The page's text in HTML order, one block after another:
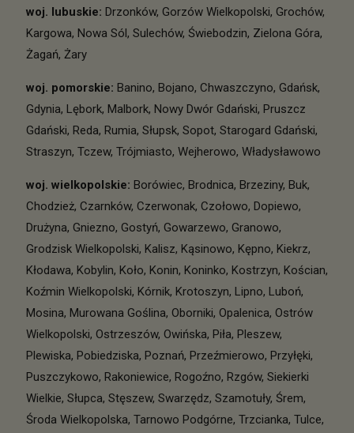
woj. lubuskie: Drzonków, Gorzów Wielkopolski, Grochów,
Kargowa, Nowa Sól, Sulechów, Świebodzin, Zielona Góra,
Żagań, Żary
woj. pomorskie: Banino, Bojano, Chwaszczyno, Gdańsk,
Gdynia, Lębork, Malbork, Nowy Dwór Gdański, Pruszcz
Gdański, Reda, Rumia, Słupsk, Sopot, Starogard Gdański,
Straszyn, Tczew, Trójmiasto, Wejherowo, Władysławowo
woj. wielkopolskie: Borówiec, Brodnica, Brzeziny, Buk,
Chodzież, Czarnków, Czerwonak, Czołowo, Dopiewo,
Drużyna, Gniezno, Gostyń, Gowarzewo, Granowo,
Grodzisk Wielkopolski, Kalisz, Kąsinowo, Kępno, Kiekrz,
Kłodawa, Kobylin, Koło, Konin, Koninko, Kostrzyn, Kościan,
Koźmin Wielkopolski, Kórnik, Krotoszyn, Lipno, Luboń,
Mosina, Murowana Goślina, Oborniki, Opalenica, Ostrów
Wielkopolski, Ostrzeszów, Owińska, Piła, Pleszew,
Plewiska, Pobiedziska, Poznań, Przeźmierowo, Przyłęki,
Puszczykowo, Rakoniewice, Rogoźno, Rzgów, Siekierki
Wielkie, Słupca, Stęszew, Swarzędz, Szamotuły, Śrem,
Środa Wielkopolska, Tarnowo Podgórne, Trzcianka, Tulce,